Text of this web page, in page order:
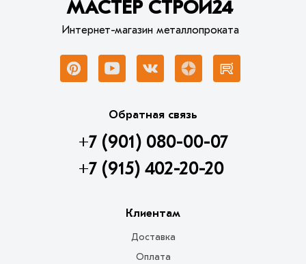
МАСТЕР СТРОЙ24
Интернет-магазин металлопроката
Обратная связь
+7 (901) 080-00-07
+7 (915) 402-20-20
Клиентам
Доставка
Оплата